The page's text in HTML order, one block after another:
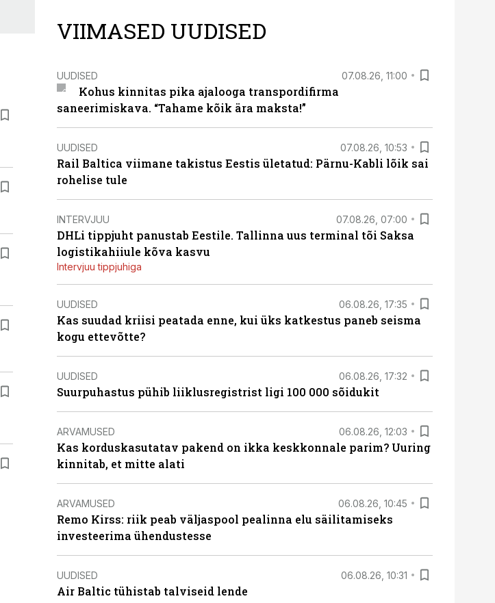
VIIMASED UUDISED
UUDISED 07.08.26, 11:00
Kohus kinnitas pika ajalooga transpordifirma
saneerimiskava. “Tahame kõik ära maksta!”
UUDISED 07.08.26, 10:53
Rail Baltica viimane takistus Eestis ületatud: Pärnu-Kabli lõik sai
rohelise tule
INTERVJUU 07.08.26, 07:00
DHLi tippjuht panustab Eestile. Tallinna uus terminal tõi Saksa
logistikahiiule kõva kasvu
Intervjuu tippjuhiga
UUDISED 06.08.26, 17:35
Kas suudad kriisi peatada enne, kui üks katkestus paneb seisma
kogu ettevõtte?
UUDISED 06.08.26, 17:32
Suurpuhastus pühib liiklusregistrist ligi 100 000 sõidukit
ARVAMUSED 06.08.26, 12:03
Kas korduskasutatav pakend on ikka keskkonnale parim? Uuring
kinnitab, et mitte alati
ARVAMUSED 06.08.26, 10:45
Remo Kirss: riik peab väljaspool pealinna elu säilitamiseks
investeerima ühendustesse
UUDISED 06.08.26, 10:31
Air Baltic tühistab talviseid lende